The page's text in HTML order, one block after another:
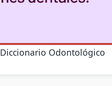
Diccionario Odontológico